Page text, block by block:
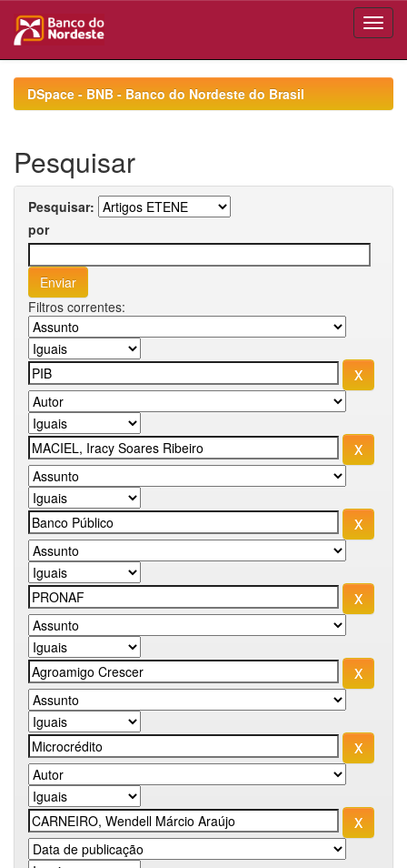
navigationDSpace - BNB - Banco do Nordeste do Brasil
Pesquisar
Pesquisar:
por
Filtros correntes: